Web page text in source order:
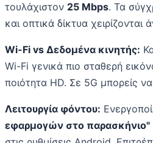
τουλάχιστον 25 Mbps. Τα
και οπτικά δίκτυα χειρίζονται
Wi-Fi vs Δεδομένα κινητής:
Wi-Fi γενικά πιο σταθερή
ποιότητα HD. Σε 5G μπορείς
Λειτουργία φόντου:
εφαρμογών στο παρασκήνιο"